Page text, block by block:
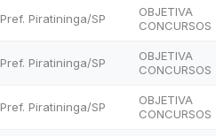
Pref. Piratininga/SP
OBJETIVA
CONCURSOS
Pref. Piratininga/SP
OBJETIVA
CONCURSOS
Pref. Piratininga/SP
OBJETIVA
CONCURSOS